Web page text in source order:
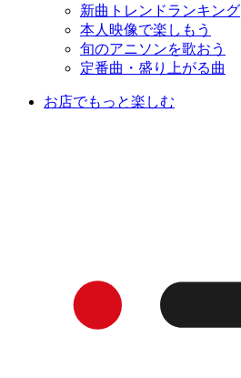
新曲トレンドランキング
本人映像で楽しもう
旬のアニソンを歌おう
定番曲・盛り上がる曲
お店でもっと楽しむ